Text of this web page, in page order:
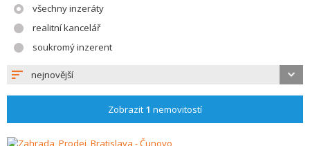
všechny inzeráty
realitní kancelář
soukromý inzerent
nejnovější
Zobrazit 1 nemovitostí